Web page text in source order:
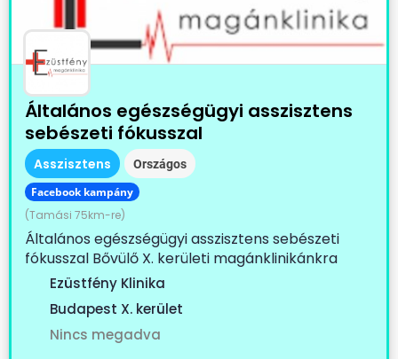
Általános egészségügyi asszisztens
sebészeti fókusszal
Asszisztens Országos
Facebook kampány
(Tamási 75km-re)
Általános egészségügyi asszisztens sebészeti
fókusszal Bővülő X. kerületi magánklinikánkra
keresünk...
Ezüstfény Klinika
Budapest X. kerület
Nincs megadva